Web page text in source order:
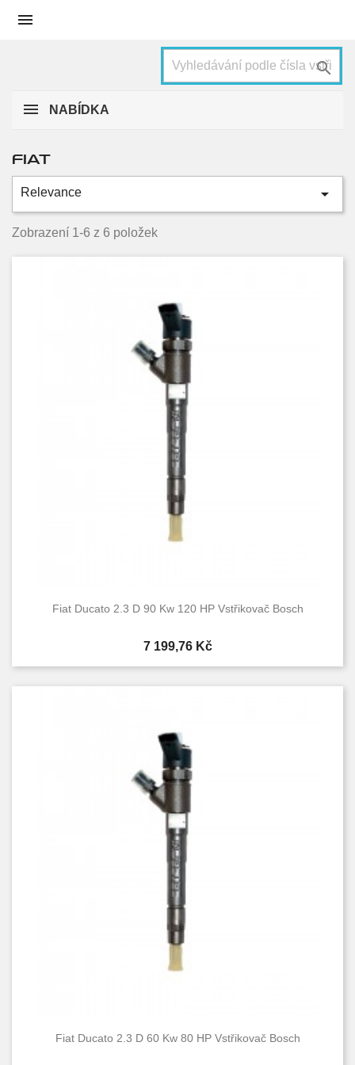


NABÍDKA
Ducato 6
FIAT
Relevance 
Zobrazení 1-6 z 6 položek
Fiat Ducato 2.3 D 90 Kw 120 HP Vstřikovač Bosch
Cena
7 199,76 Kč
Fiat Ducato 2.3 D 60 Kw 80 HP Vstřikovač Bosch